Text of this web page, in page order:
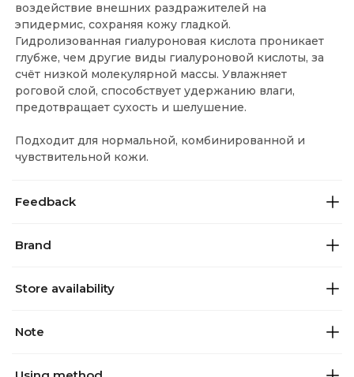
воздействие внешних раздражителей на
эпидермис, сохраняя кожу гладкой.
Гидролизованная гиалуроновая кислота проникает
глубже, чем другие виды гиалуроновой кислоты, за
счёт низкой молекулярной массы. Увлажняет
роговой слой, способствует удержанию влаги,
предотвращает сухость и шелушение.
Подходит для нормальной, комбинированной и
чувствительной кожи.
Feedback
Brand
Store availability
Note